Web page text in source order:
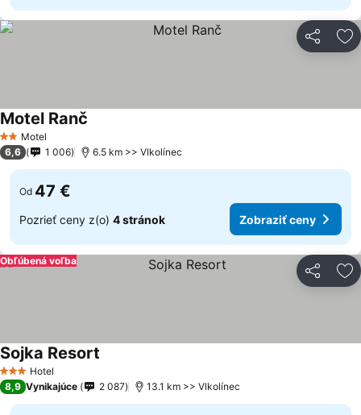
Zdieľať
2 Počet hviezdičiek
Motel
Motel Ranč
6,6 1 006 6.5 km >> Vlkolínec
Od 47 €
Pozrieť ceny z(o) 4 stránok Zobraziť ceny
Zdieľať
Obľúbená voľba
3 Počet hviezdičiek
Hotel
Sojka Resort
8,9 Vynikajúce 2 087 13.1 km >> Vlkolínec